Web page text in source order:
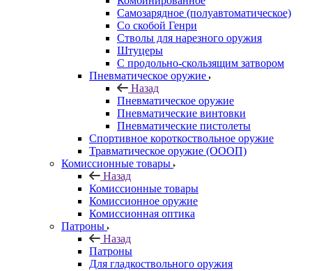
Самозарядное (полуавтоматическое)
Со скобой Генри
Стволы для нарезного оружия
Штуцеры
С продольно-скользящим затвором
Пневматическое оружие
Назад
Пневматическое оружие
Пневматические винтовки
Пневматические пистолеты
Спортивное короткоствольное оружие
Травматическое оружие (ОООП)
Комиссионные товары
Назад
Комиссионные товары
Комиссионное оружие
Комиссионная оптика
Патроны
Назад
Патроны
Для гладкоствольного оружия